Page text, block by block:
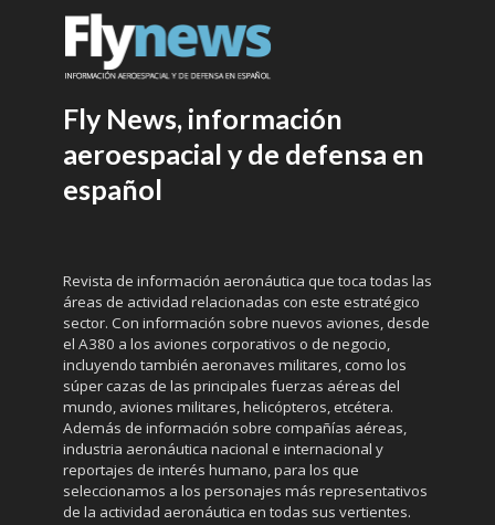
Fly News, información
aeroespacial y de defensa en
español
Revista de información aeronáutica que toca todas las
áreas de actividad relacionadas con este estratégico
sector. Con información sobre nuevos aviones, desde
el A380 a los aviones corporativos o de negocio,
incluyendo también aeronaves militares, como los
súper cazas de las principales fuerzas aéreas del
mundo, aviones militares, helicópteros, etcétera.
Además de información sobre compañías aéreas,
industria aeronáutica nacional e internacional y
reportajes de interés humano, para los que
seleccionamos a los personajes más representativos
de la actividad aeronáutica en todas sus vertientes.